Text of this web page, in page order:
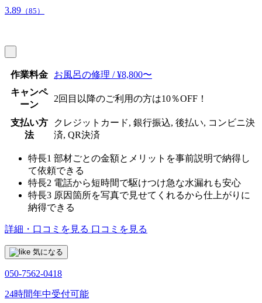
3.89 （85）
作業料金
お風呂の修理 / ¥8,800〜
キャンペ
ーン
2回目以降のご利用の方は10％OFF！
支払い方
法
クレジットカード, 銀行振込, 後払い, コンビニ決
済, QR決済
特長1 部材ごとの金額とメリットを事前説明で納得し
て依頼できる
特長2 電話から短時間で駆けつけ急な水漏れも安心
特長3 原因箇所を写真で見せてくれるから仕上がりに
納得できる
詳細・口コミを見る 口コミを見る
気になる
050-7562-0418
24時間年中受付可能